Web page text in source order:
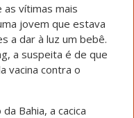
as vítimas mais
jovem que estava
a dar à luz um bebê.
a suspeita é de que
vacina contra o
Bahia, a cacica